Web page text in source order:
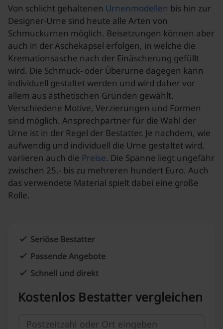
Von schlicht gehaltenen Urnenmodellen bis hin zur
Designer-Urne sind heute alle Arten von
Schmuckurnen möglich. Beisetzungen können aber
auch in der Aschekapsel erfolgen, in welche die
Kremationsasche nach der Einäscherung gefüllt
wird. Die Schmuck- oder Überurne dagegen kann
individuell gestaltet werden und wird daher vor
allem aus ästhetischen Gründen gewählt.
Verschiedene Motive, Verzierungen und Formen
sind möglich. Ansprechpartner für die Wahl der
Urne ist in der Regel der Bestatter. Je nachdem, wie
aufwendig und individuell die Urne gestaltet wird,
variieren auch die Preise. Die Spanne liegt ungefähr
zwischen 25,- bis zu mehreren hundert Euro. Auch
das verwendete Material spielt dabei eine große
Rolle.
Seriöse Bestatter
Passende Angebote
Schnell und direkt
Kostenlos Bestatter vergleichen